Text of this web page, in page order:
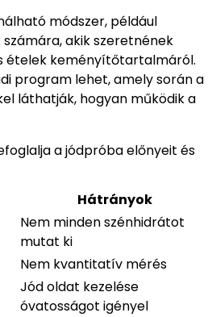
módszer, például
akik szeretnének
ételek keményítőtartalmáról.
program lehet, amely során a
láthatják, hogyan működik a
a jódpróba előnyeit és
Hátrányok
Nem minden szénhidrátot
mutat ki
Nem kvantitatív mérés
Jód oldat kezelése
óvatosságot igényel